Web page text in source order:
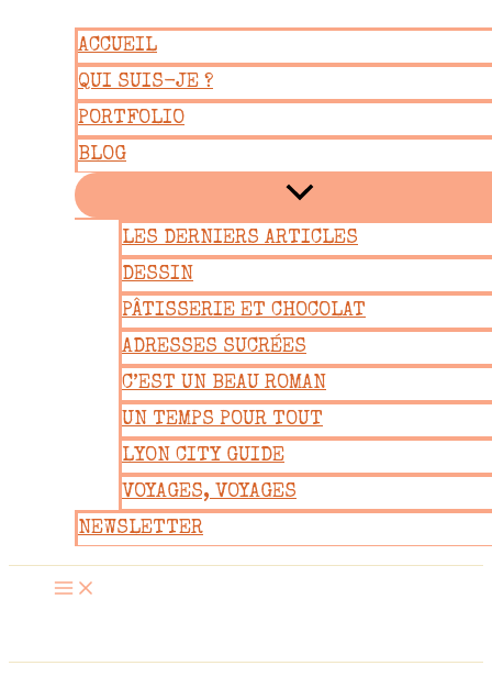
contenu
ACCUEIL
QUI SUIS-JE ?
PORTFOLIO
BLOG
LES DERNIERS ARTICLES
DESSIN
PÂTISSERIE ET CHOCOLAT
ADRESSES SUCRÉES
C’EST UN BEAU ROMAN
UN TEMPS POUR TOUT
LYON CITY GUIDE
VOYAGES, VOYAGES
NEWSLETTER